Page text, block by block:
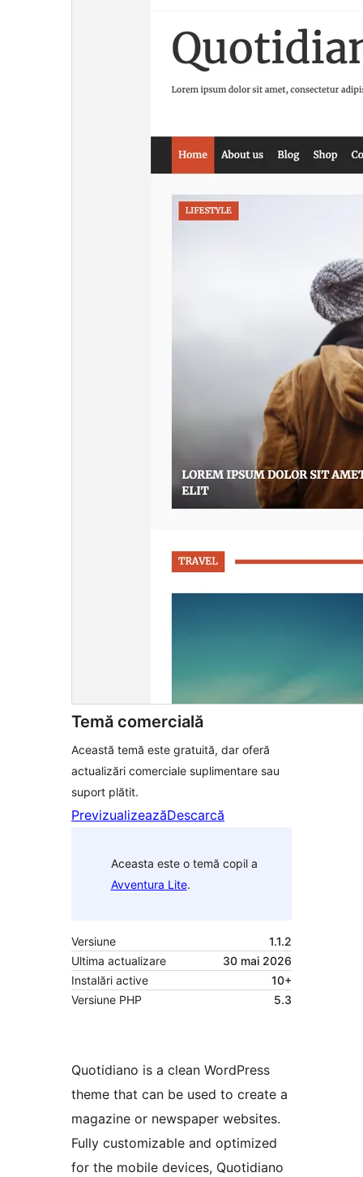
Temă comercială
Această temă este gratuită, dar oferă
actualizări comerciale suplimentare sau
suport plătit.
PrevizualizeazăDescarcă
Aceasta este o temă copil a
Avventura Lite.
Versiune
1.1.2
Ultima actualizare
30 mai 2026
Instalări active
10+
Versiune PHP
5.3
Quotidiano is a clean WordPress
theme that can be used to create a
magazine or newspaper websites.
Fully customizable and optimized
for the mobile devices, Quotidiano